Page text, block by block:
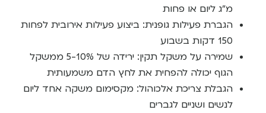
מ”ג ליום או פחות
הגברת פעילות גופנית: ביצוע פעילות אירובית לפחות
150 דקות בשבוע
שמירה על משקל תקין: ירידה של 5-10% ממשקל
הגוף יכולה להפחית את לחץ הדם משמעותית
הגבלת צריכת אלכוהול: מקסימום משקה אחד ליום
לנשים ושניים לגברים